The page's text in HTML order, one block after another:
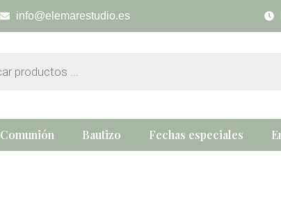
info@elemarestudio.es
Comunión Bautizo Fechas especiales